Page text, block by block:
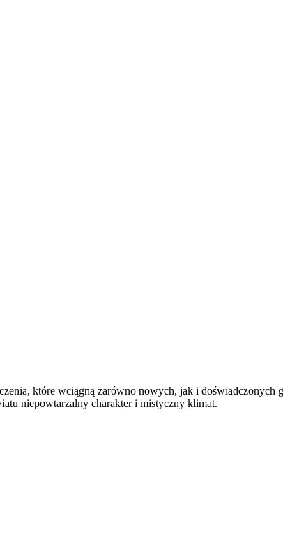
które wciągną zarówno nowych, jak i doświadczonych
niepowtarzalny charakter i mistyczny klimat.